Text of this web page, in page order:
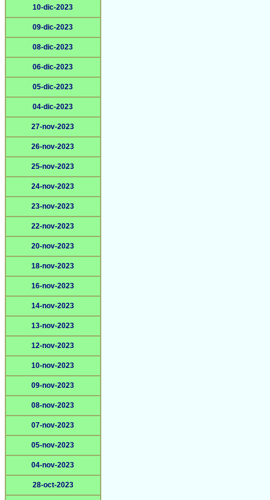
10-dic-2023
09-dic-2023
08-dic-2023
06-dic-2023
05-dic-2023
04-dic-2023
27-nov-2023
26-nov-2023
25-nov-2023
24-nov-2023
23-nov-2023
22-nov-2023
20-nov-2023
18-nov-2023
16-nov-2023
14-nov-2023
13-nov-2023
12-nov-2023
10-nov-2023
09-nov-2023
08-nov-2023
07-nov-2023
05-nov-2023
04-nov-2023
28-oct-2023